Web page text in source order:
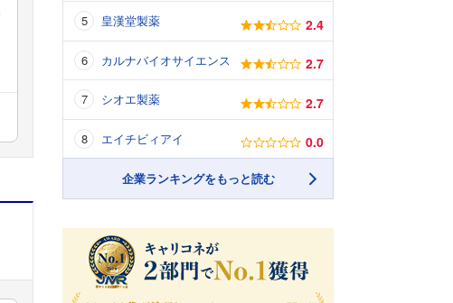
皇漢堂製薬 2.4
カルナバイオサイエンス 2.7
シオエ製薬 2.7
エイチビィアイ 0.0
企業ランキングをもっと読む